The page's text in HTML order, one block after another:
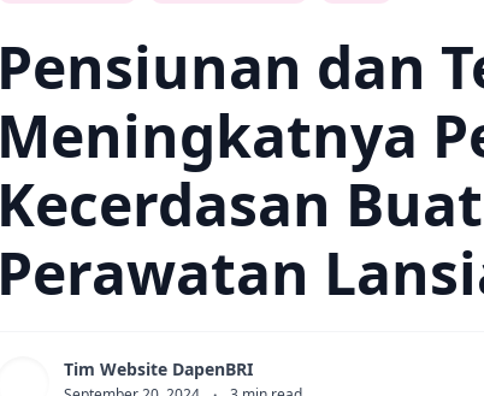
Pensiunan dan
Meningkatnya
Kecerdasan
Perawatan
Tim Website DapenBRI